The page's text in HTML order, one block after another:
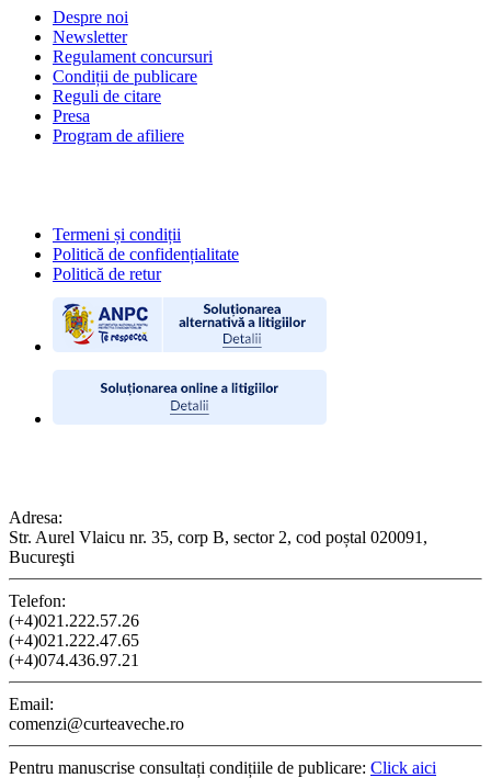
Despre noi
Newsletter
Regulament concursuri
Condiții de publicare
Reguli de citare
Presa
Program de afiliere
Termeni și condiții
Politică de confidențialitate
Politică de retur
Adresa:
Str. Aurel Vlaicu nr. 35, corp B, sector 2, cod poștal 020091,
Bucureşti
Telefon:
(+4)021.222.57.26
(+4)021.222.47.65
(+4)074.436.97.21
Email:
comenzi@curteaveche.ro
Pentru manuscrise consultați condițiile de publicare: Click aici